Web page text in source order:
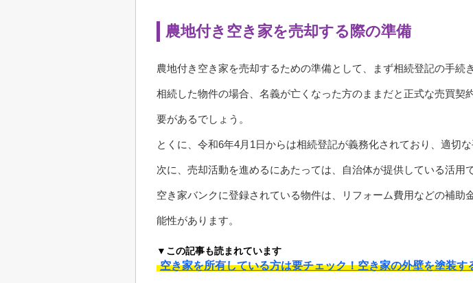
農地付き空き家を売却する際の準備
農地付き空き家を売却するための準備として、まず相続登記の手続
相続した物件の場合、名義が亡くなった方のままだと正式な売買
要があるでしょう。
とくに、令和6年4月1日からは相続登記が義務化されており、適切な
次に、売却活動を進めるにあたっては、自治体が提供している活用
空き家バンクに登録されている物件は、リフォーム費用などの補
能性があります。
▼この記事も読まれています
空き家を所有している方は要チェック！空き家の外壁を塗装す